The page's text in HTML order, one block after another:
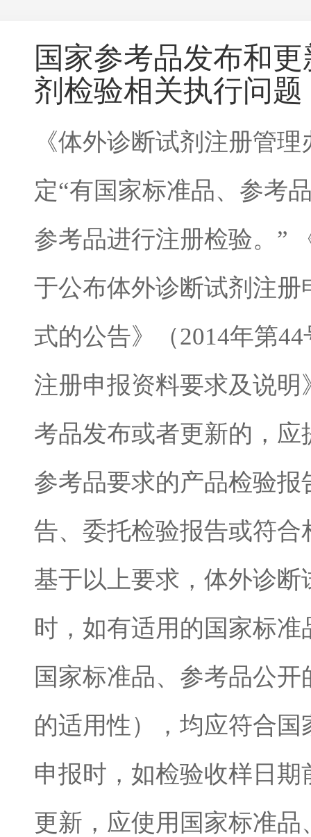
国家参考品发布和
剂检验相关执行问题
《体外诊断试剂注册管
定“有国家标准品、参考
参考品进行注册检验。”
于公布体外诊断试剂注
式的公告》（2014年第
注册申报资料要求及说
考品发布或者更新的，
参考品要求的产品检验
告、委托检验报告或符
基于以上要求，体外诊
时，如有适用的国家标
国家标准品、参考品公
的适用性），均应符合
申报时，如检验收样日
更新，应使用国家标准